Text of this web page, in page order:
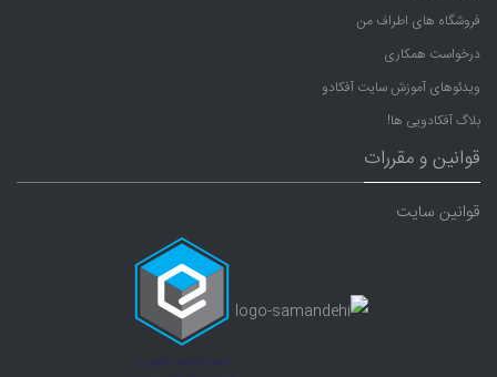
فروشگاه های اطراف من
درخواست همکاری
ویدئوهای آموزش سایت آفکادو
بلاگ آفکادویی ها!
قوانین و مقررات
قوانین سایت